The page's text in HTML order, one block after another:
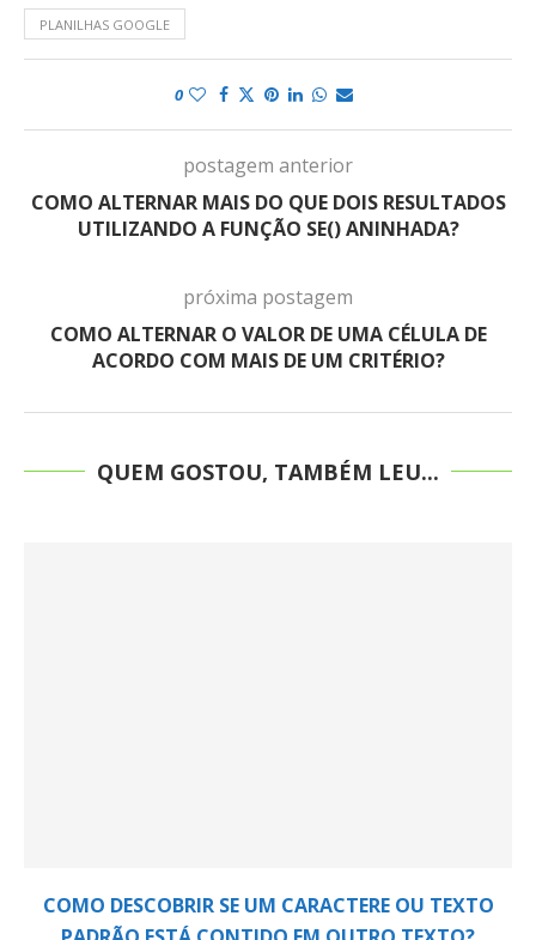
PLANILHAS GOOGLE
0
postagem anterior
COMO ALTERNAR MAIS DO QUE DOIS RESULTADOS
UTILIZANDO A FUNÇÃO SE() ANINHADA?
próxima postagem
COMO ALTERNAR O VALOR DE UMA CÉLULA DE
ACORDO COM MAIS DE UM CRITÉRIO?
QUEM GOSTOU, TAMBÉM LEU...
COMO DESCOBRIR SE UM CARACTERE OU TEXTO